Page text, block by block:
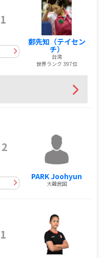
1
鄭先知（テイセン
チ）
台湾
世界ランク 397位
2
PARK Joohyun
大韓民国
1